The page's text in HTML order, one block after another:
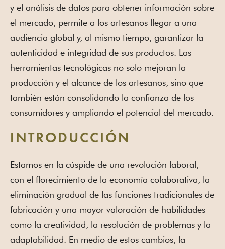
y el análisis de datos para obtener información sobre
el mercado, permite a los artesanos llegar a una
audiencia global y, al mismo tiempo, garantizar la
autenticidad e integridad de sus productos. Las
herramientas tecnológicas no solo mejoran la
producción y el alcance de los artesanos, sino que
también están consolidando la confianza de los
consumidores y ampliando el potencial del mercado.
INTRODUCCIÓN
Estamos en la cúspide de una revolución laboral,
con el florecimiento de la economía colaborativa, la
eliminación gradual de las funciones tradicionales de
fabricación y una mayor valoración de habilidades
como la creatividad, la resolución de problemas y la
adaptabilidad. En medio de estos cambios, la